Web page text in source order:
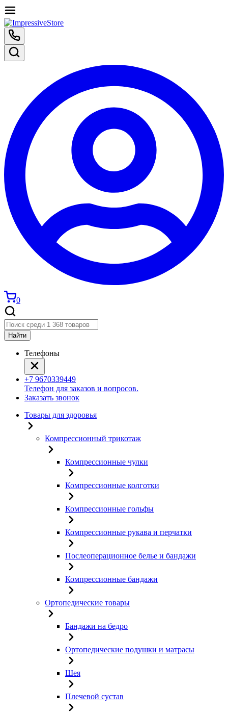
0
Найти
Телефоны
+7 9670339449
Телефон для заказов и вопросов.
Заказать звонок
Товары для здоровья
Компрессионный трикотаж
Компрессионные чулки
Компрессионные колготки
Компрессионные гольфы
Компрессионные рукава и перчатки
Послеоперационное белье и бандажи
Компрессионные бандажи
Ортопедические товары
Бандажи на бедро
Ортопедические подушки и матрасы
Шея
Плечевой сустав